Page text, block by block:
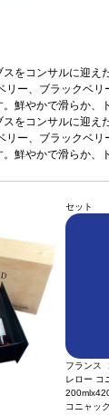
をコンサルに迎え
リー、ブラックベ
鮮やかで滑らか、
たカシスのカスタ
マトを含む複雑で
込んでいて、噛み
ンテージに変更さ
をコンサルに迎え
リー、ブラックベ
鮮やかで滑らか、
け込んでいて、噛み
ーキ、ビーフシチュ
ヴィンテージが在
ンテージに変更さ
セット
フランス
レロー コ
200mlx4
コニャッ